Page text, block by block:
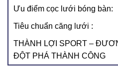
Ưu điểm cọc lưới bóng bàn:
Tiêu chuẩn căng lưới :
THÀNH LỢI SPORT –
ĐỘT PHÁ THÀNH CÔNG